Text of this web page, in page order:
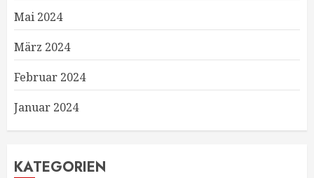
Mai 2024
März 2024
Februar 2024
Januar 2024
KATEGORIEN